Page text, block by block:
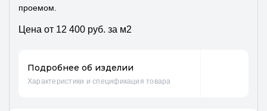
проемом.
Цена от 12 400 руб. за м2
Подробнее об изделии
Характеристики и спецификация товара